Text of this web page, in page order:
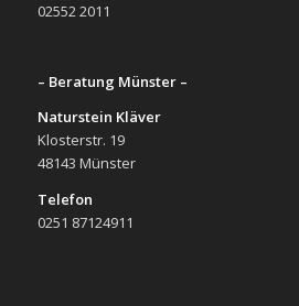
02552 2011
– Beratung Münster –
Naturstein Kläver
Klosterstr. 19
48143 Münster
Telefon
0251 87124911